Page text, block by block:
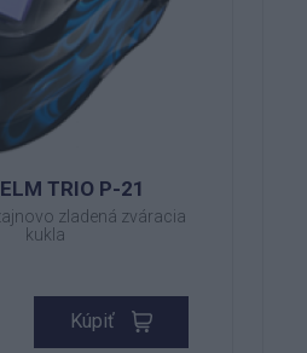
TRIO P-21
zladená zváracia
kukla
Kúpiť